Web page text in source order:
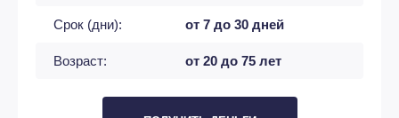
Срок (дни): от 7 до 30 дней
Возраст: от 20 до 75 лет